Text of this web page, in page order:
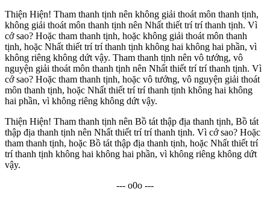
Thiện Hiện! Tham thanh tịnh nên không giải thoát môn thanh tịnh,
không giải thoát môn thanh tịnh nên Nhất thiết trí trí thanh tịnh. Vì
cớ sao? Hoặc tham thanh tịnh, hoặc không giải thoát môn thanh
tịnh, hoặc Nhất thiết trí trí thanh tịnh không hai không hai phần, vì
không riêng không dứt vậy. Tham thanh tịnh nên vô tướng, vô
nguyện giải thoát môn thanh tịnh nên Nhất thiết trí trí thanh tịnh. Vì
cớ sao? Hoặc tham thanh tịnh, hoặc vô tướng, vô nguyện giải thoát
môn thanh tịnh, hoặc Nhất thiết trí trí thanh tịnh không hai không
hai phần, vì không riêng không dứt vậy.
Thiện Hiện! Tham thanh tịnh nên Bồ tát thập địa thanh tịnh, Bồ tát
thập địa thanh tịnh nên Nhất thiết trí trí thanh tịnh. Vì cớ sao? Hoặc
tham thanh tịnh, hoặc Bồ tát thập địa thanh tịnh, hoặc Nhất thiết trí
trí thanh tịnh không hai không hai phần, vì không riêng không dứt
vậy.
--- o0o ---